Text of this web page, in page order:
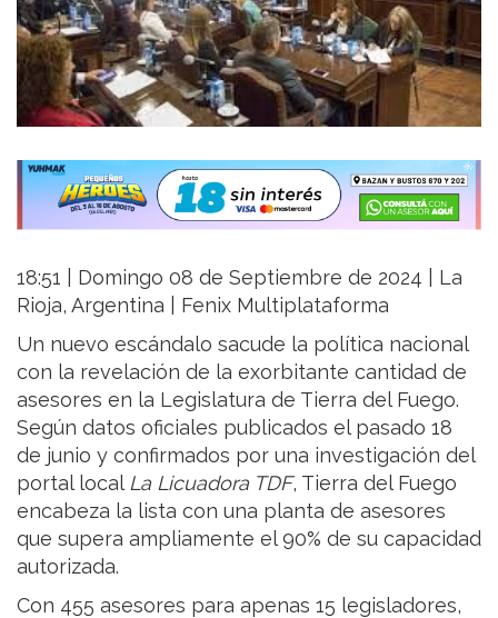
18:51 | Domingo 08 de Septiembre de 2024 | La
Rioja, Argentina | Fenix Multiplataforma
Un nuevo escándalo sacude la política nacional
con la revelación de la exorbitante cantidad de
asesores en la Legislatura de Tierra del Fuego.
Según datos oficiales publicados el pasado 18
de junio y confirmados por una investigación del
portal local La Licuadora TDF, Tierra del Fuego
encabeza la lista con una planta de asesores
que supera ampliamente el 90% de su capacidad
autorizada.
Con 455 asesores para apenas 15 legisladores,